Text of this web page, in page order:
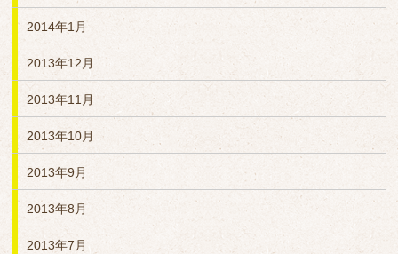
2014年1月
2013年12月
2013年11月
2013年10月
2013年9月
2013年8月
2013年7月